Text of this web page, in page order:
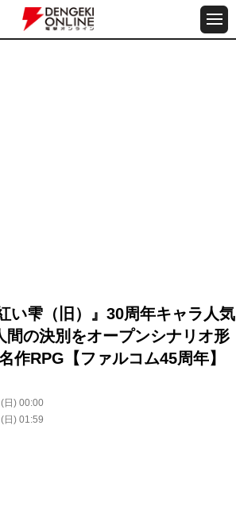
い雫（旧）』30周年キャラ人気
間の決別をオープンシナリオ形
作RPG【ファルコム45周年】
日) 00:00
日) 01:59